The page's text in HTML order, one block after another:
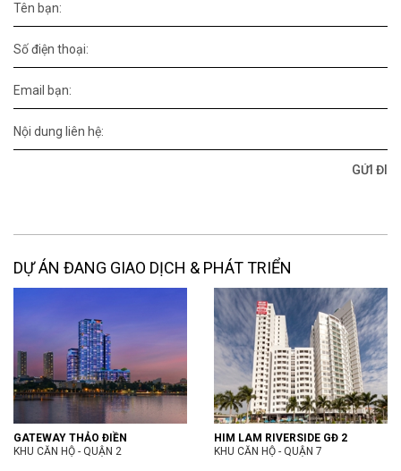
Tên bạn:
Số điện thoại:
Email bạn:
Nội dung liên hệ:
DỰ ÁN ĐANG GIAO DỊCH & PHÁT TRIỂN
GATEWAY THẢO ĐIỀN
KHU CĂN HỘ - QUẬN 2
HIM LAM RIVERSIDE GĐ 2
KHU CĂN HỘ - QUẬN 7